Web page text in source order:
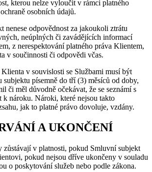
kterou nelze vyloučit v rámci platného
osobních údajů.
nenese odpovědnost za jakoukoli ztrátu
neúplných či zavádějících informací
z nerespektování platného práva Klientem,
v součinnosti či odpovědi včas.
v souvislosti se Službami musí být
subjektu písemně do tří (3) měsíců od doby,
či měl důvodně očekávat, že se seznámí s
nároku. Nároki, které nejsou takto
jak to platné právo dovoluje, vzdány.
A UKONČENÍ
zůstávají v platnosti, pokud Smluvní subjekt
pokud nejsou dříve ukončeny v souladu
o poskytování služeb nebo podle zákona.